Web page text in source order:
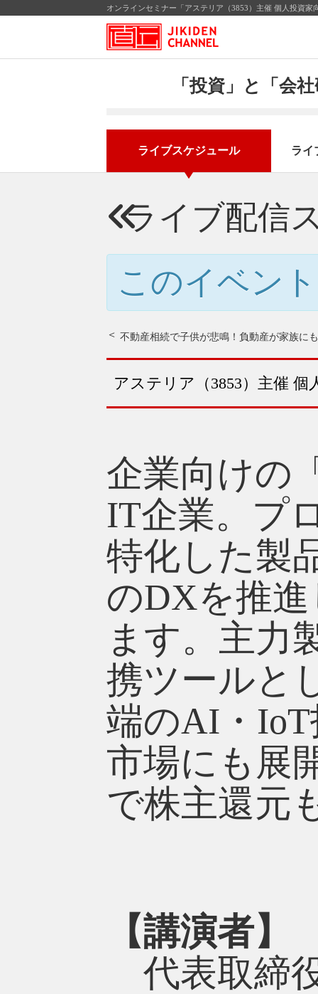
オンラインセミナー「アステリア（3853）主催 個人投資
「投資」と「会
ライブスケジュール ライ
ライブ配信
このイベン
不動産相続で子供が悲鳴！負動産が家族に
アステリア（3853）主催
企業向けの
IT企業。プ
特化した製
のDXを推
ます。主力
携ツールと
端のAI・
市場にも展
で株主還元
【講演者】
代表取締